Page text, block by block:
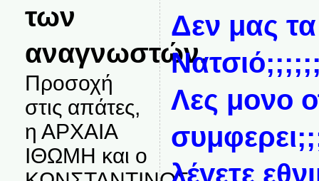
των
αναγνωστών.
Προσοχή
στις απάτες,
η ΑΡΧΑΙΑ
ΙΘΩΜΗ και ο
Δεν μας
Λες μονο
λέγετε